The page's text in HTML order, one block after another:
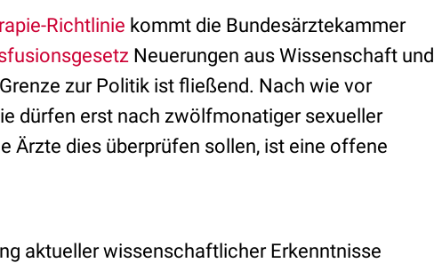
Richtlinie kommt die Bundesärztekammer
Neuerungen aus Wissenschaft und
zur Politik ist fließend. Nach wie vor
dürfen erst nach zwölfmonatiger sexueller
Ärzte dies überprüfen sollen, ist eine offene
aktueller wissenschaftlicher Erkenntnisse